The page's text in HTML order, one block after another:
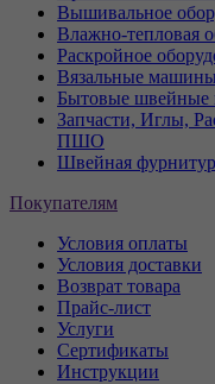
Вышивальное
Влажно-тепловая
Раскройное
Вязальные
Бытовые
Запчасти, Иглы,
ПШО
Швейная
Покупателям
Условия оплаты
Условия доставки
Возврат товара
Прайс-лист
Услуги
Сертификаты
Инструкции